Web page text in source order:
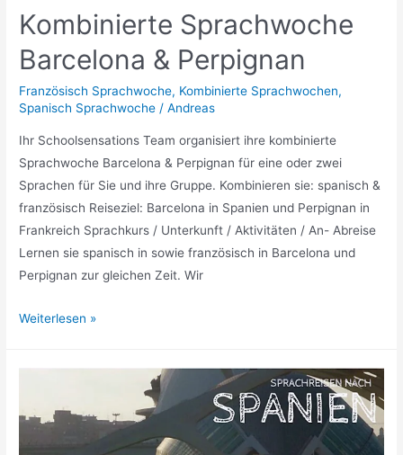
Kombinierte Sprachwoche
Barcelona & Perpignan
Französisch Sprachwoche, Kombinierte Sprachwochen,
Spanisch Sprachwoche /Andreas
Ihr Schoolsensations Team organisiert ihre kombinierte
Sprachwoche Barcelona & Perpignan für eine oder zwei
Sprachen für Sie und ihre Gruppe. Kombinieren sie: spanisch &
französisch Reiseziel: Barcelona in Spanien und Perpignan in
Frankreich Sprachkurs / Unterkunft / Aktivitäten / An- Abreise
Lernen sie spanisch in sowie französisch in Barcelona und
Perpignan zur gleichen Zeit. Wir
Kombinierte
Perpignan
Weiterlesen »